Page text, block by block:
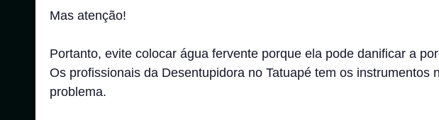
Mas atenção!
Portanto, evite colocar água fervente porque ela pode danificar a
Os profissionais da Desentupidora no Tatuapé tem os instrumentos
problema.